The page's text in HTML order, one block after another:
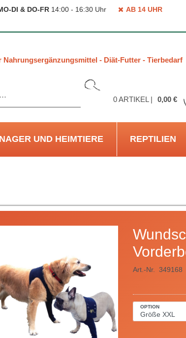
DI & DO-FR 14:00 - 16:30 Uhr
AB 14 UHR
Nahrungsergänzungsmittel - Diät-Futter - Tierbedarf
0ARTIKEL | 0,00 €
NAGER UND HEIMTIERE REPTILIEN
Art.-Nr. 349168
OPTION